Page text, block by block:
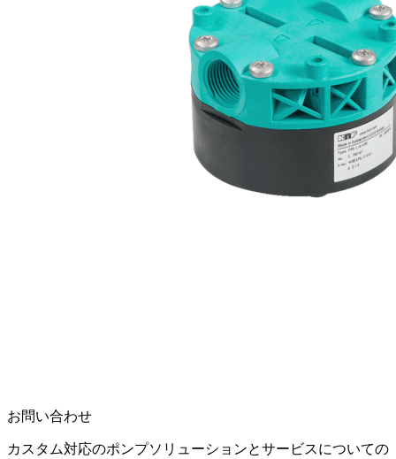
お問い合わせ
カスタム対応のポンプソリューションとサービスについての